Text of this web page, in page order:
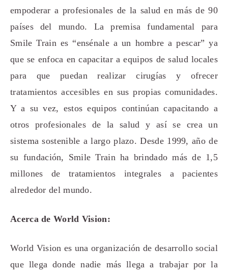
empoderar a profesionales de la salud en más de 90
países del mundo. La premisa fundamental para
Smile Train es “ensénale a un hombre a pescar” ya
que se enfoca en capacitar a equipos de salud locales
para que puedan realizar cirugías y ofrecer
tratamientos accesibles en sus propias comunidades.
Y a su vez, estos equipos continúan capacitando a
otros profesionales de la salud y así se crea un
sistema sostenible a largo plazo. Desde 1999, año de
su fundación, Smile Train ha brindado más de 1,5
millones de tratamientos integrales a pacientes
alrededor del mundo.
Acerca de World Vision:
World Vision es una organización de desarrollo social
que llega donde nadie más llega a trabajar por la